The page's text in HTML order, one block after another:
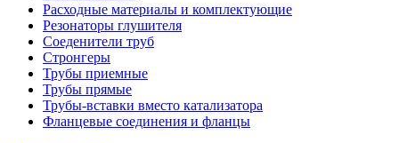
Расходные материалы и комплектующие
Резонаторы глушителя
Соеденители труб
Стронгеры
Трубы приемные
Трубы прямые
Трубы-вставки вместо катализатора
Фланцевые соединения и фланцы